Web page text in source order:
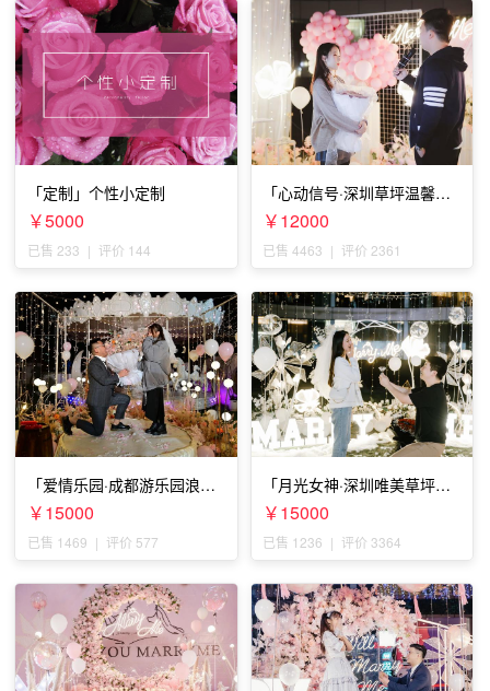
「定制」个性小定制
￥5000
已售 233 | 评价 144
「心动信号·深圳草坪温馨求
婚」
￥12000
已售 4463 | 评价 2361
「爱情乐园·成都游乐园浪漫
求婚」
￥15000
已售 1469 | 评价 577
「月光女神·深圳唯美草坪浪
漫求婚」
￥15000
已售 1236 | 评价 3364